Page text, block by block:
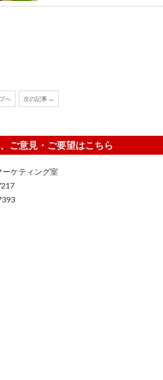
へ 次の記事 →
ご意見・ご要望はこちら
ーケティング室